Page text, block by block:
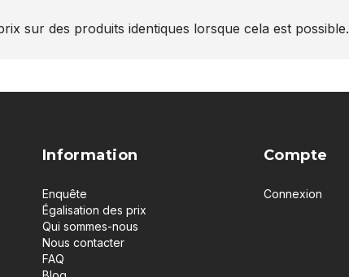
sur des produits identiques lorsque cela est possible.
Information
Enquête
Égalisation des prix
Qui sommes-nous
Nous contacter
FAQ
Compte
Connexion